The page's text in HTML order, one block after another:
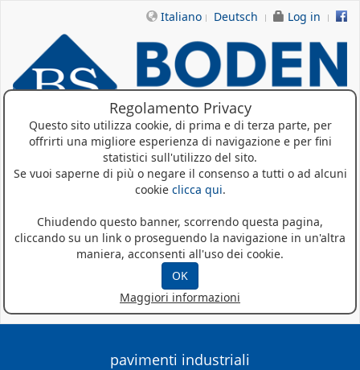
Regolamento Privacy
Questo sito utilizza cookie, di prima e di terza parte, per
offrirti una migliore esperienza di navigazione e per fini
statistici sull'utilizzo del sito.
Se vuoi saperne di più o negare il consenso a tutti o ad alcuni
cookie clicca qui.
Chiudendo questo banner, scorrendo questa pagina,
cliccando su un link o proseguendo la navigazione in un'altra
maniera, acconsenti all'uso dei cookie.
OK
Maggiori informazioni
Italiano Deutsch Log in
Home
Prodotti
pavimenti industriali